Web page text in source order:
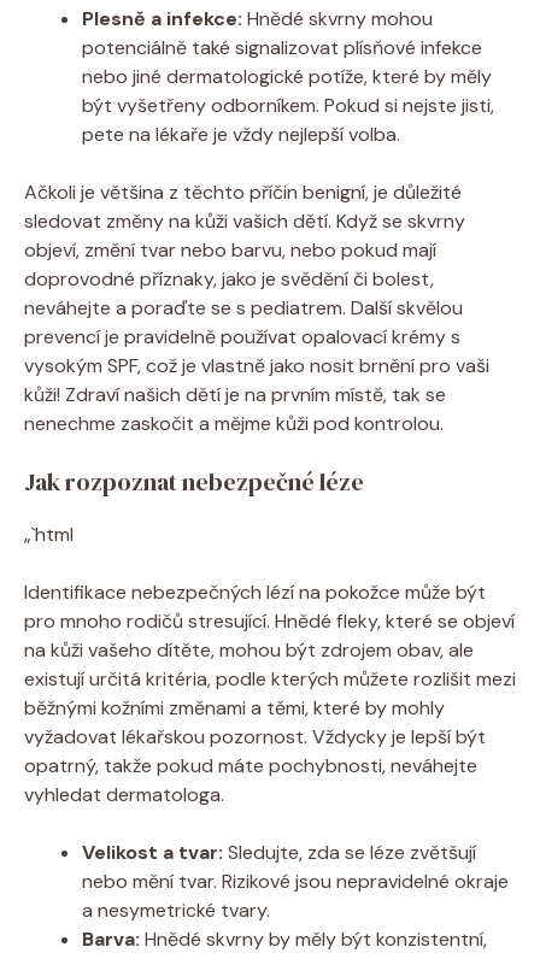
Plesně a infekce: Hnědé skvrny mohou
potenciálně také signalizovat plísňové infekce
nebo jiné dermatologické potíže, které by měly
být vyšetřeny odborníkem. Pokud si nejste jisti,
pete na lékaře je vždy nejlepší volba.
Ačkoli je většina z těchto příčin benigní, je důležité
sledovat změny na kůži vašich dětí. Když se skvrny
objeví, změní tvar nebo barvu, nebo pokud mají
doprovodné příznaky, jako je svědění či bolest,
neváhejte a poraďte se s pediatrem. Další skvělou
prevencí je pravidelně používat opalovací krémy s
vysokým SPF, což je vlastně jako nosit brnění pro vaši
kůži! Zdraví našich dětí je na prvním místě, tak se
nenechme zaskočit a mějme kůži pod kontrolou.
Jak rozpoznat nebezpečné léze
„`html
Identifikace nebezpečných lézí na pokožce může být
pro mnoho rodičů stresující. Hnědé fleky, které se objeví
na kůži vašeho dítěte, mohou být zdrojem obav, ale
existují určitá kritéria, podle kterých můžete rozlišit mezi
běžnými kožními změnami a těmi, které by mohly
vyžadovat lékařskou pozornost. Vždycky je lepší být
opatrný, takže pokud máte pochybnosti, neváhejte
vyhledat dermatologa.
Velikost a tvar: Sledujte, zda se léze zvětšují
nebo mění tvar. Rizikové jsou nepravidelné okraje
a nesymetrické tvary.
Barva: Hnědé skvrny by měly být konzistentní,